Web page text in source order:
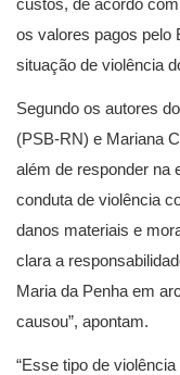
custos, de acordo
os valores pagos pelo
situação de violência
Segundo os autores
(PSB-RN) e Mariana
além de responder na
conduta de violência
danos materiais e
clara a
Maria da Penha em
causou”, apontam.
“Esse tipo de